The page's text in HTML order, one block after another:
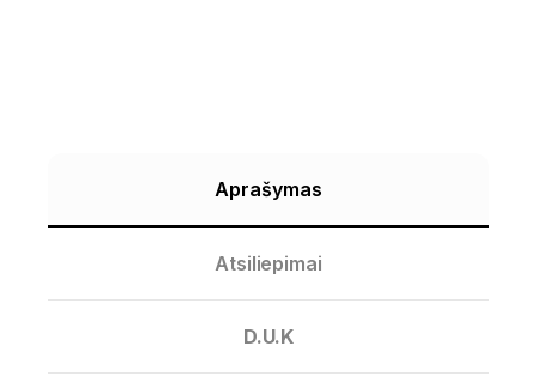
Aprašymas
Atsiliepimai
D.U.K